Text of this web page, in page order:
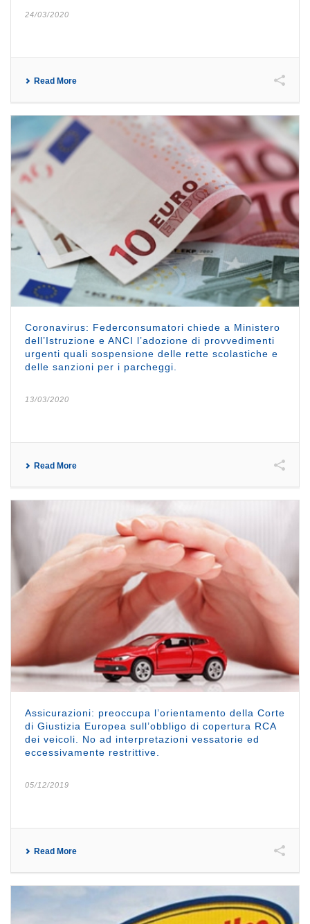
24/03/2020
Read More
Coronavirus: Federconsumatori chiede a Ministero
dell’Istruzione e ANCI l’adozione di provvedimenti
urgenti quali sospensione delle rette scolastiche e
delle sanzioni per i parcheggi.
13/03/2020
Read More
Assicurazioni: preoccupa l’orientamento della Corte
di Giustizia Europea sull’obbligo di copertura RCA
dei veicoli. No ad interpretazioni vessatorie ed
eccessivamente restrittive.
05/12/2019
Read More